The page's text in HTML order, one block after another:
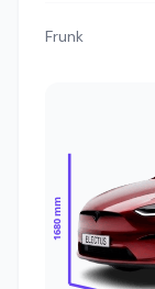
Frunk
1680 mm